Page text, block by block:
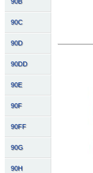
90C
90D
90DD
90E
90F
90FF
90G
90H